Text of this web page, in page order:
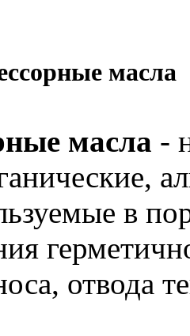
масла
масла -
в
отвода